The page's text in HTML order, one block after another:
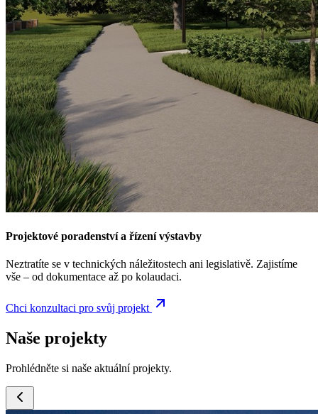
Projektové poradenství a řízení výstavby
Neztratíte se v technických náležitostech ani legislativě. Zajistíme
vše – od dokumentace až po kolaudaci.
Chci konzultaci pro svůj projekt
Naše projekty
Prohlédněte si naše aktuální projekty.